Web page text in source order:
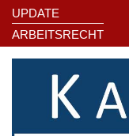
UPDATE
ARBEITSRECHT